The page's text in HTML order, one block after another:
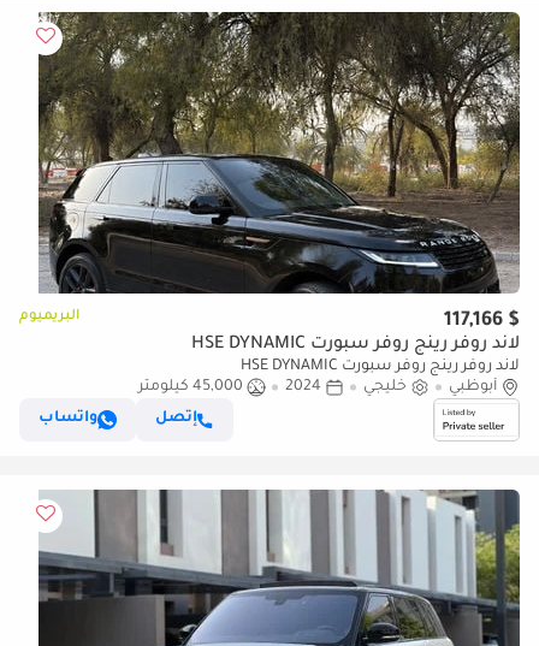
$ 117,166 البريميوم
لاند روفر رينج روفر سبورت HSE DYNAMIC
لاند روفر رينج روفر سبورت HSE DYNAMIC
أبوظبي
خليجي 2024
45,000 كيلومتر
إتصل
واتساب